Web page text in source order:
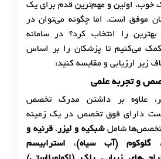
اولین و مهم‌ترین قدم برای یک
موفق است. اما چگونه می‌توان در
بهترین را انتخاب کرد؟ در سامانه
کمک می‌کنیم تا پزشکان را بر اساس
زیر ارزیابی و مقایسه کنید:
و تجربه علمی
علاوه بر داشتن مدرک تخصص
دارای فوق تخصص در یک زمینه
تخصص‌ها شاملشبکیه و لیزر،قرنیه و
، گلوکوم (آب سیاه)، استرابیسم